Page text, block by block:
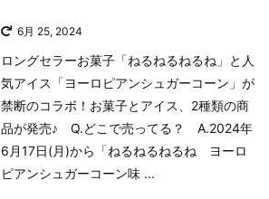
6月 25, 2024
ロングセラーお菓子「ねるねるねるね」と人
気アイス「ヨーロピアンシュガーコーン」が
禁断のコラボ！お菓子とアイス、2種類の商
品が発売♪ Q.どこで売ってる？ A.2024年
6月17日(月)から「ねるねるねるね ヨーロ
ピアンシュガーコーン味 ...